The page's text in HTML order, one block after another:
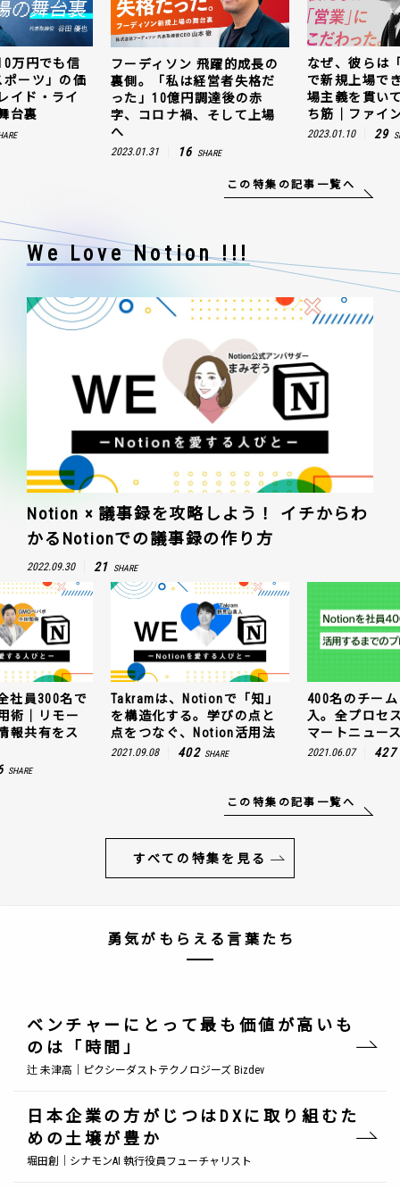
万円でも信
ーツ」の価
イド・ライ
台裏
フーディソン 飛躍的成長の
裏側。「私は経営者失格だ
った」10億円調達後の赤
字、コロナ禍、そして上場
へ
2023.01.31 16 SHARE
なぜ、彼らは
で新規上場で
場主義を貫い
ち筋｜ファイ
2023.01.10 29
この特集の記事一覧へ
We Love Notion !!!
Notion × 議事録を攻略しよう！ イチからわ
かるNotionでの議事録の作り方
2022.09.30 21 SHARE
社員300名で
術｜リモー
報共有をス
SHARE
Takramは、Notionで「知」
を構造化する。学びの点と
点をつなぐ、Notion活用法
2021.09.08 402 SHARE
400名のチー
入。全プロセ
マートニュー
2021.06.07 427
この特集の記事一覧へ
すべての特集を見る
勇気がもらえる言葉たち
ベンチャーにとって最も価値が高いも
のは「時間」
辻 未津高｜ピクシーダストテクノロジーズ Bizdev
日本企業の方がじつはDXに取り組むた
めの土壌が豊か
堀田創｜シナモンAI 執行役員フューチャリスト